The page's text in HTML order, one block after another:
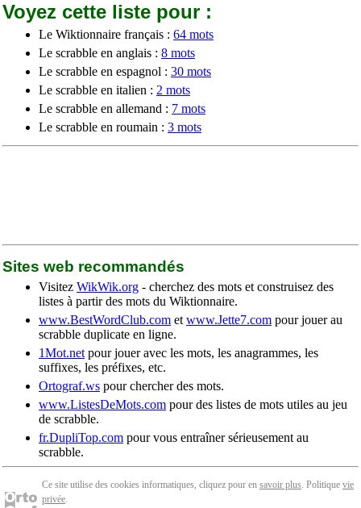
Voyez cette liste pour :
Le Wiktionnaire français : 64 mots
Le scrabble en anglais : 8 mots
Le scrabble en espagnol : 30 mots
Le scrabble en italien : 2 mots
Le scrabble en allemand : 7 mots
Le scrabble en roumain : 3 mots
Sites web recommandés
Visitez WikWik.org - cherchez des mots et construisez des
listes à partir des mots du Wiktionnaire.
www.BestWordClub.com et www.Jette7.com pour jouer au
scrabble duplicate en ligne.
1Mot.net pour jouer avec les mots, les anagrammes, les
suffixes, les préfixes, etc.
Ortograf.ws pour chercher des mots.
www.ListesDeMots.com pour des listes de mots utiles au jeu
de scrabble.
fr.DupliTop.com pour vous entraîner sérieusement au
scrabble.
Ce site utilise des cookies informatiques, cliquez pour en savoir plus. Politique vie
privée.